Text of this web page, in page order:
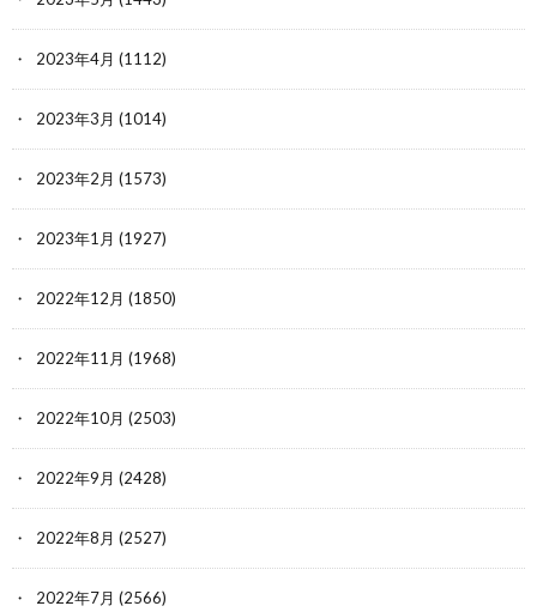
2023年4月 (1112)
2023年3月 (1014)
2023年2月 (1573)
2023年1月 (1927)
2022年12月 (1850)
2022年11月 (1968)
2022年10月 (2503)
2022年9月 (2428)
2022年8月 (2527)
2022年7月 (2566)